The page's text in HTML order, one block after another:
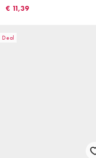
borstvoedingsbralette met
€ 11,39
Deal